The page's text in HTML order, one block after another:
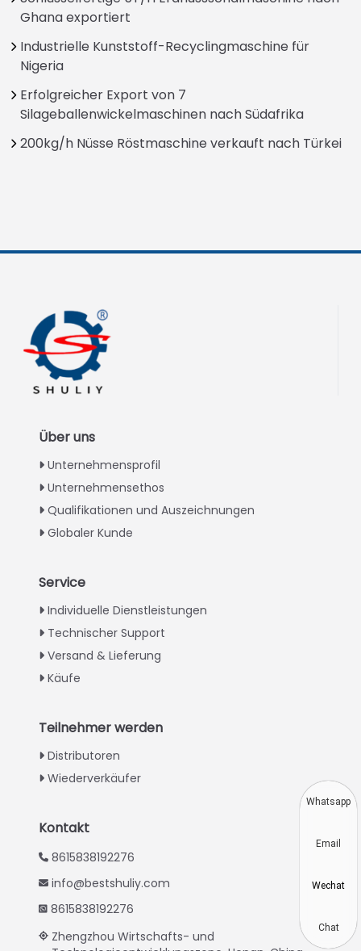
Ghana exportiert
Industrielle Kunststoff-Recyclingmaschine für
Nigeria
Erfolgreicher Export von 7
Silageballenwickelmaschinen nach Südafrika
200kg/h Nüsse Röstmaschine verkauft nach Türkei
Über uns
Unternehmensprofil
Unternehmensethos
Qualifikationen und Auszeichnungen
Globaler Kunde
Service
Individuelle Dienstleistungen
Technischer Support
Versand & Lieferung
Käufe
Teilnehmer werden
Distributoren
Wiederverkäufer
Kontakt
8615838192276
info@bestshuliy.com
8615838192276
Zhengzhou Wirtschafts- und
Chinese
Japanese
Urdu
Greek
Italian
Whatsapp
Email
Wechat
Chat